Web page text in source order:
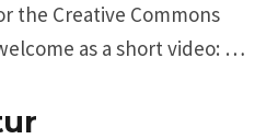
the Creative Commons
as a short video: …